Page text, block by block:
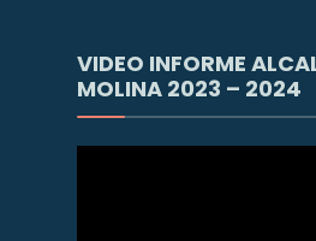
VIDEO INFORME
MOLINA 2023 – 2024